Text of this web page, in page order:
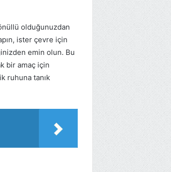
olduğunuzdan
ister çevre için
emin olun. Bu
bir amaç için
ruhuna tanık